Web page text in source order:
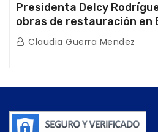
Presidenta Delcy
obras de restauración en
afectaciones sísmicas en
Claudia Guerra Mendez